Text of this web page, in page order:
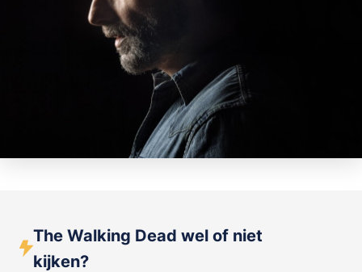
The Walking Dead wel of niet
kijken?